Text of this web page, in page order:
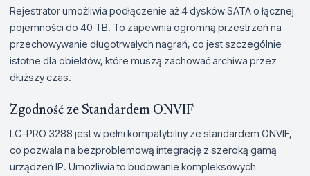
Rejestrator umożliwia podłączenie aż 4 dysków SATA o łącznej
pojemności do 40 TB. To zapewnia ogromną przestrzeń na
przechowywanie długotrwałych nagrań, co jest szczególnie
istotne dla obiektów, które muszą zachować archiwa przez
dłuższy czas.
Zgodność ze Standardem ONVIF
LC-PRO 3288 jest w pełni kompatybilny ze standardem ONVIF,
co pozwala na bezproblemową integrację z szeroką gamą
urządzeń IP. Umożliwia to budowanie kompleksowych